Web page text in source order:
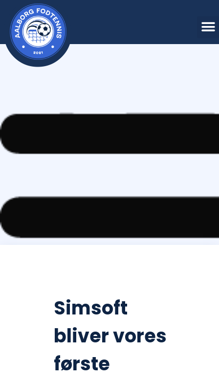
Simsoft
bliver vores
første